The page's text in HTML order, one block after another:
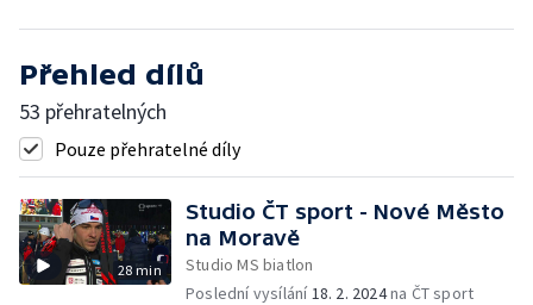
Přehled dílů
53 přehratelných
Pouze přehratelné díly
28 min
Studio ČT sport - Nové Město
na Moravě
Studio MS biatlon
Poslední vysílání18. 2. 2024na ČT sport